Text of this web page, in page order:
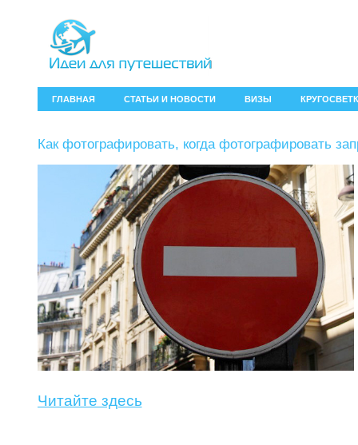
ГЛАВНАЯ СТАТЬИ И НОВОСТИ ВИЗЫ
Как фотографировать, когда фотографировать
Читайте здесь